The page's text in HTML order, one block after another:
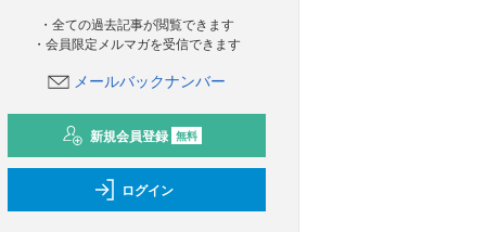
・全ての過去記事が閲覧できます
・会員限定メルマガを受信できます
メールバックナンバー
新規会員登録 無料
ログイン